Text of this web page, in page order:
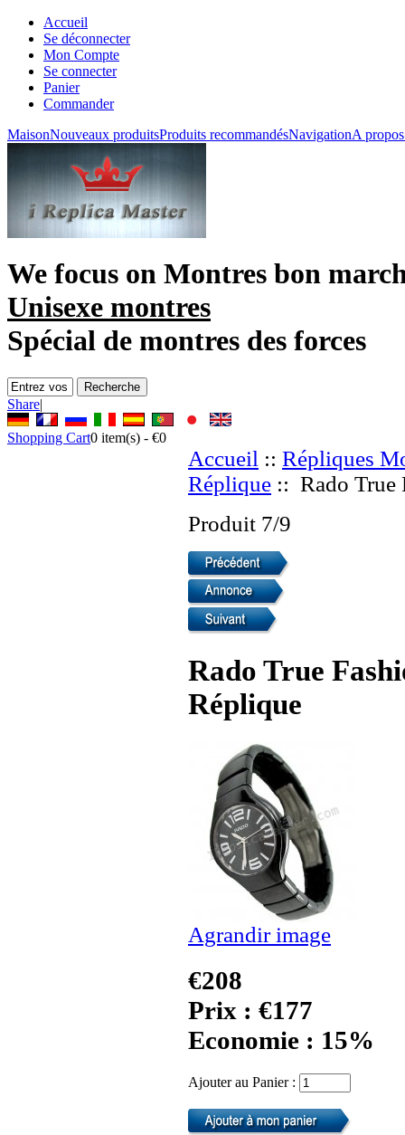
Accueil
Se déconnecter
Mon Compte
Se connecter
Panier
Commander
MaisonNouveaux produitsProduits recommandésNavigationA
We focus on Montres bon
Unisexe montres
Spécial de montres des forces
Share|
Shopping Cart0 item(s) - €0
Accueil :: Répliques
Réplique :: Rado True
Produit 7/9
Rado True
Réplique
Agrandir image
€208
Prix : €177
Economie : 15%
Ajouter au Panier :